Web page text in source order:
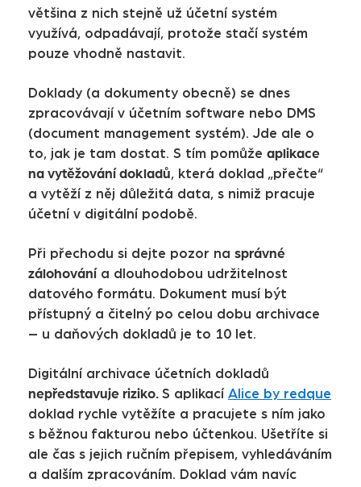
většina z nich stejně už účetní systém
využívá, odpadávají, protože stačí systém
pouze vhodně nastavit.
Doklady (a dokumenty obecně) se dnes
zpracovávají v účetním software nebo DMS
(document management systém). Jde ale o
to, jak je tam dostat. S tím pomůže aplikace
na vytěžování dokladů, která doklad „přečte“
a vytěží z něj důležitá data, s nimiž pracuje
účetní v digitální podobě.
Při přechodu si dejte pozor na správné
zálohování a dlouhodobou udržitelnost
datového formátu. Dokument musí být
přístupný a čitelný po celou dobu archivace
– u daňových dokladů je to 10 let.
Digitální archivace účetních dokladů
nepředstavuje riziko. S aplikací Alice by redque
doklad rychle vytěžíte a pracujete s ním jako
s běžnou fakturou nebo účtenkou. Ušetříte si
ale čas s jejich ručním přepisem, vyhledáváním
a dalším zpracováním. Doklad vám navíc